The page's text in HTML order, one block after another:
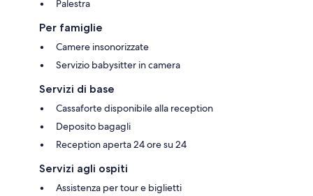
Palestra
Per famiglie
Camere insonorizzate
Servizio babysitter in camera
Servizi di base
Cassaforte disponibile alla reception
Deposito bagagli
Reception aperta 24 ore su 24
Servizi agli ospiti
Assistenza per tour e biglietti